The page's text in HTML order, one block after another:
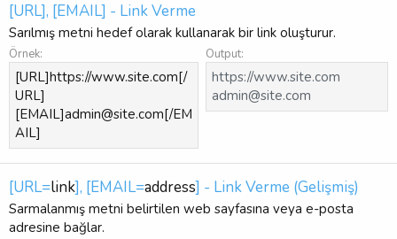
[URL], [EMAIL] - Link Verme
Sarılmış metni hedef olarak kullanarak bir link oluşturur.
Örnek:
[URL]https://www.site.com[/
URL]
[EMAIL]admin@site.com[/EM
AIL]
Output:
https://www.site.com
admin@site.com
[URL=link], [EMAIL=address] - Link Verme (Gelişmiş)
Sarmalanmış metni belirtilen web sayfasına veya e-posta
adresine bağlar.